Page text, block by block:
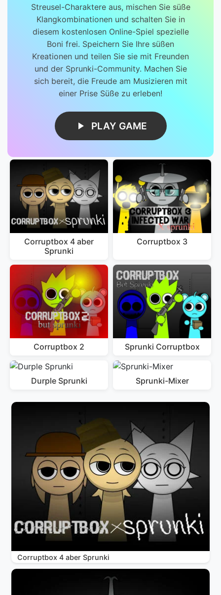
Streusel-Charaktere aus, mischen Sie süße
Klangkombinationen und schalten Sie in
diesem kostenlosen Online-Spiel spezielle
Boni frei. Speichern Sie Ihre süßen
Kreationen und teilen Sie sie mit Freunden
und der Sprunki-Community. Machen Sie
sich bereit, die Freude am Musizieren mit
einer Prise Süße zu erleben!
PLAY GAME
Corruptbox 4 aber
Sprunki
Corruptbox 3
Corruptbox 2 Sprunki Corruptbox
Durple Sprunki Sprunki-Mixer
Corruptbox 4 aber Sprunki